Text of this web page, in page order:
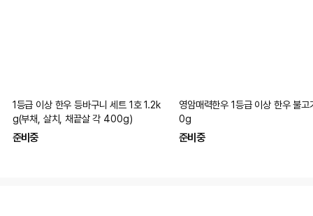
1등급 이상 한우 등바구니 세트 1호 1.2k
g(부채, 살치, 채끝살 각 400g)
준비중
영암매력한우 1등급 이상 한우 불
0g
준비중